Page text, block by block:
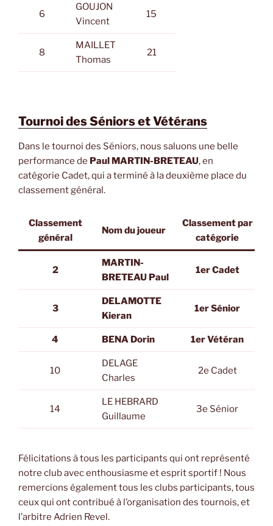
6
GOUJON
Vincent
15
8
MAILLET
Thomas
21
Tournoi des Séniors et Vétérans
Dans le tournoi des Séniors, nous saluons une belle
performance de Paul MARTIN-BRETEAU, en
catégorie Cadet, qui a terminé à la deuxième place du
classement général.
Classement
général
Nom du joueur
Classement par
catégorie
2
MARTIN-
BRETEAU Paul
1er Cadet
3
DELAMOTTE
Kieran
1er Sénior
4 BENA Dorin 1er Vétéran
10
DELAGE
Charles
2e Cadet
14
LE HEBRARD
Guillaume
3e Sénior
Félicitations à tous les participants qui ont représenté
notre club avec enthousiasme et esprit sportif ! Nous
remercions également tous les clubs participants, tous
ceux qui ont contribué à l’organisation des tournois, et
l’arbitre Adrien Revel.